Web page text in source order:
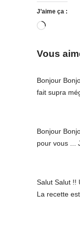
J’aime ça :
Vous
Bonjour
fait supra
Bonjour
pour vous ...
Salut Salut !!
La recette